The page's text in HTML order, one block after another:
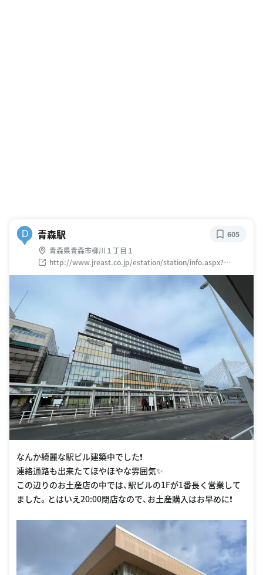
D 青森駅
青森県青森市柳川１丁目１
http://www.jreast.co.jp/estation/station/info.aspx?
StationCd=25
605
なんか綺麗な駅ビル建築中でした❗️
連絡通路も出来たてほやほやな雰囲気✨
この辺りのお土産店の中では、駅ビルの1Fが1番長く営業して
ました。とはいえ20:00閉店なので、お土産購入はお早めに❗️